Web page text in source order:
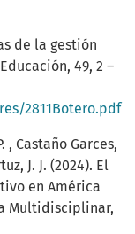
de la gestión
49, 2 –
2811Botero.pdf
, Castaño Garces,
J. J. (2024). El
en América
Multidisciplinar,